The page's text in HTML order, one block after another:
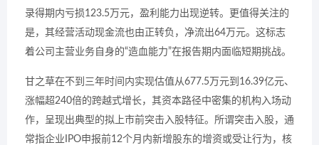
录得期内亏损123.5万元，盈利能力出现逆转。更值得关注的
是，其经营活动现金流也由正转负，净流出64万元。这标志
着公司主营业务自身的“造血能力”在报告期内面临短期挑战。
甘之草在不到三年时间内实现估值从677.5万元到16.39亿元、
涨幅超240倍的跨越式增长，其资本路径中密集的机构入场动
作，呈现出典型的拟上市前突击入股特征。所谓突击入股，通
常指企业IPO申报前12个月内新增股东的增资或受让行为，核